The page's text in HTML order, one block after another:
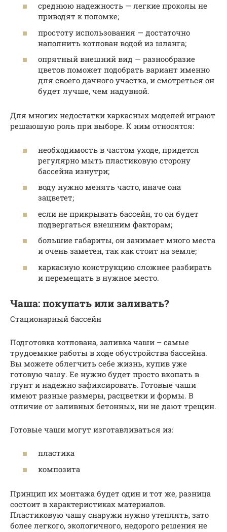
среднюю надежность — легкие проколы не
приводят к поломке;
простоту использования — достаточно
наполнить котлован водой из шланга;
опрятный внешний вид — разнообразие
цветов поможет подобрать вариант именно
для своего дачного участка, и смотреться он
будет лучше, чем надувной.
Для многих недостатки каркасных моделей играют
решаюшую роль при выборе. К ним относятся:
необходимость в частом уходе, придется
регулярно мыть пластиковую сторону
бассейна изнутри;
воду нужно менять часто, иначе она
зацветет;
если не прикрывать бассейн, то он будет
подвергаться внешним факторам;
большие габариты, он занимает много места
и очень заметен, так как стоит на земле;
каркасную конструкцию сложнее разбирать
и перемещать в нужное место.
Чаша: покупать или заливать?
Стационарный бассейн
Подготовка котлована, заливка чаши – самые
трудоемкие работы в ходе обустройства бассейна.
Вы можете облегчить себе жизнь, купив уже
готовую чашу. Ее нужно будет просто вкопать в
грунт и надежно зафиксировать. Готовые чаши
имеют разные размеры, расцветки и формы. В
отличие от заливных бетонных, ни не дают трещин.
Готовые чаши могут изготавливаться из:
пластика
композита
Принцип их монтажа будет один и тот же, разница
состоит в характеристиках материалов.
Пластиковую чашу снаружи нужно утеплять, зато
более легкого, экологичного, недорого решения не